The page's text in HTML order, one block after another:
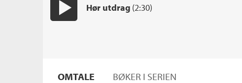
Hør utdrag (2:30)
OMTALE BØKER I SERIEN